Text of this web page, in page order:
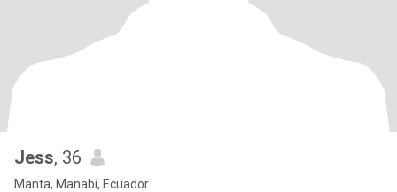
Jess, 36
Manta, Manabí, Ecuador